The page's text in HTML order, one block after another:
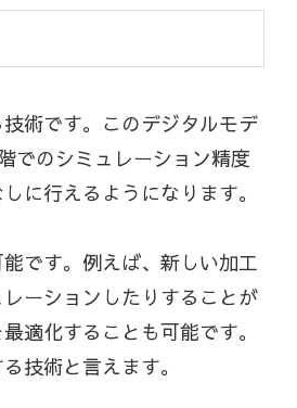
術です。このデジタルモデ
でのシミュレーション精度
に行えるようになります。
です。例えば、新しい加工
ーションしたりすることが
適化することも可能です。
技術と言えます。